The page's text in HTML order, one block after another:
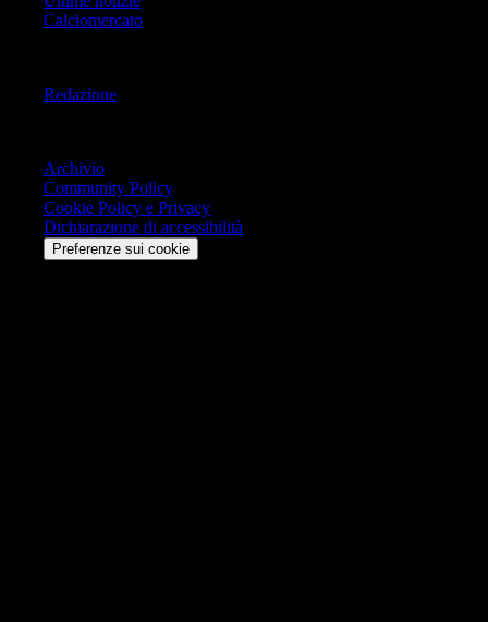
Calciomercato
Redazione
Archivio
Community Policy
Cookie Policy e Privacy
Dichiarazione di accessibilità
Preferenze sui cookie